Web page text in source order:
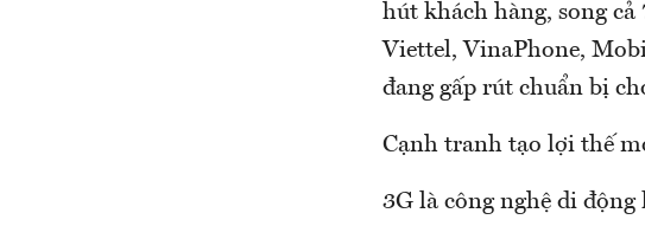
hút khách hàng, song
Viettel, VinaPhone,
đang gấp rút chuẩn bị
Cạnh tranh tạo lợi thế
3G là công nghệ di